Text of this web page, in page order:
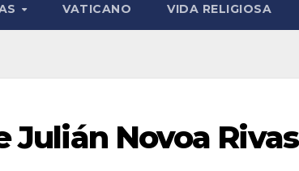
VATICANO VIDA RELIGIOSA
Julián Novoa Rivas